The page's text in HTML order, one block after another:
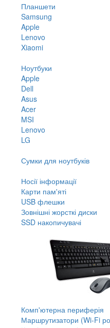
Планшети
Samsung
Apple
Lenovo
Xiaomi
Ноутбуки
Apple
Dell
Asus
Acer
MSI
Lenovo
LG
Сумки для ноутбуків
Носії інформації
Карти пам'яті
USB флешки
Зовнішні жорсткі диски
SSD накопичувачі
Комп'ютерна периферія
Маршрутизатори (Wi-Fi